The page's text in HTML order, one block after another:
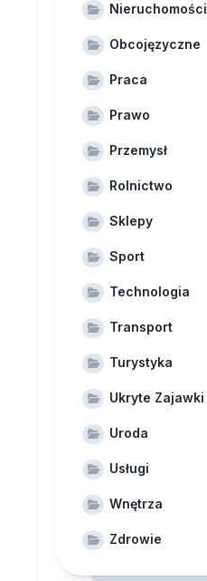
Nieruchomości
Obcojęzyczne
Praca
Prawo
Przemysł
Rolnictwo
Sklepy
Sport
Technologia
Transport
Turystyka
Ukryte Zajawki
Uroda
Usługi
Wnętrza
Zdrowie